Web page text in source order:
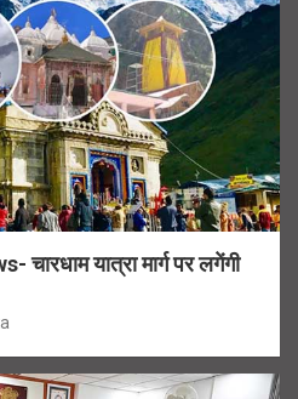
यात्रा मार्ग पर लगेंगी